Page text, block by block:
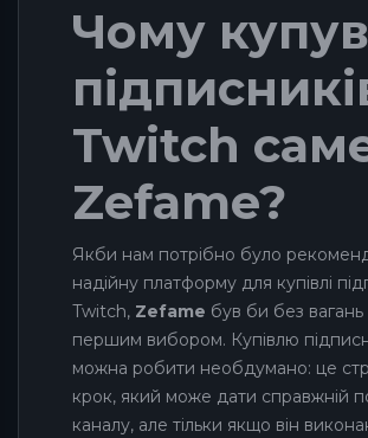
Чому
Twitch
Zefame?
Якби нам потрібно було
надійну платформу для купівлі
Twitch, Zefame був би без
першим вибором. Купівлю
можна робити необдумано: це
крок, який може дати справжній
каналу, але тільки якщо він